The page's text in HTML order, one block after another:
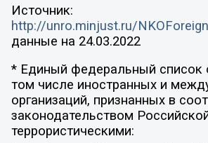
Источник:
http://unro.minjust.ru/
данные на 24.03.2022
* Единый федеральный список
том числе иностранных и
организаций, признанных в
законодательством
террористическими: